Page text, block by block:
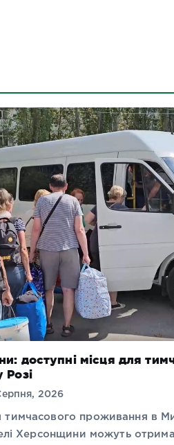
доступні місця для
Розі
2026
проживання в
Херсонщини можуть